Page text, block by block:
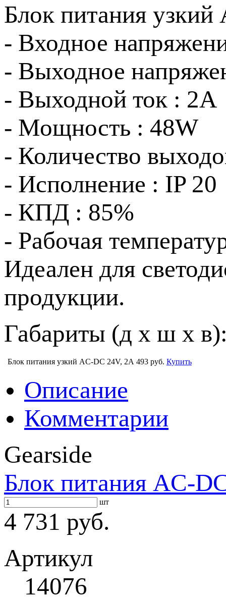
Блок питания
- Входное
- Выходное
- Выходной ток : 2A
- Мощность : 48W
- Количество
- Исполнение : IP 20
- КПД : 85%
- Рабочая
Идеален для
продукции.
Габариты (д х ш х
Блок питания узкий AC-DC 24V, 2A 493 руб. Купить
Описание
Комментарии
Gearside
Блок питания AC-
шт
4 731 руб.
Артикул
14076